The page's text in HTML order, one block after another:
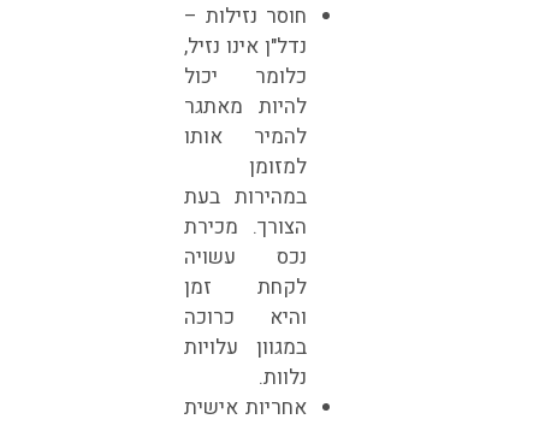
חוסר נזילות –
נדל"ן אינו נזיל,
כלומר יכול
להיות מאתגר
להמיר אותו
למזומן
במהירות בעת
הצורך. מכירת
נכס עשויה
לקחת זמן
והיא כרוכה
במגוון עלויות
נלוות.
אחריות אישית